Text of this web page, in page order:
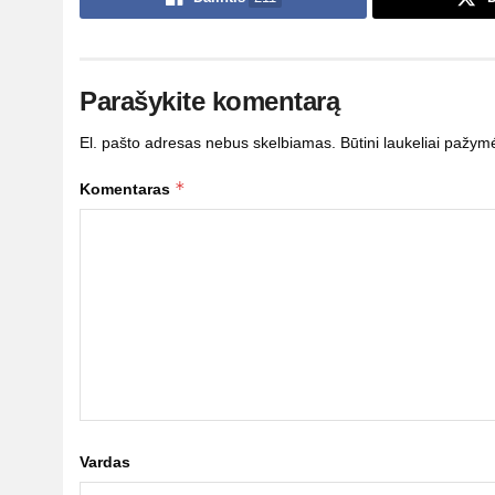
Parašykite komentarą
El. pašto adresas nebus skelbiamas. Būtini laukeliai
Komentaras *
Vardas